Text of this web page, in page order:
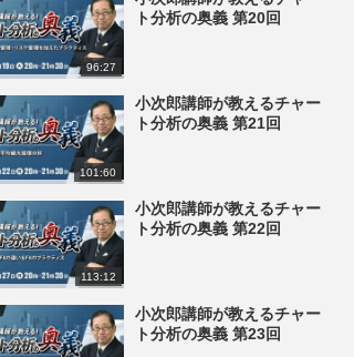
96:27
ト分析の奥義 第20回
101:60
小次郎講師が教えるチャー
ト分析の奥義 第21回
113:12
小次郎講師が教えるチャー
ト分析の奥義 第22回
小次郎講師が教えるチャー
ト分析の奥義 第23回